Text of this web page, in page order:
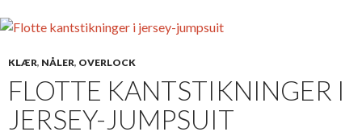
KLÆR, NÅLER, OVERLOCK
FLOTTE KANTSTIKNINGER I
JERSEY-JUMPSUIT